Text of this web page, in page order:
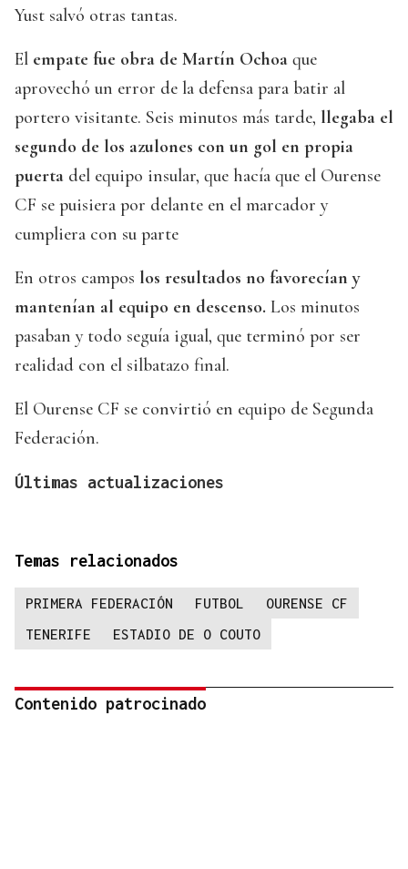
Yust salvó otras tantas.
El empate fue obra de Martín Ochoa que
aprovechó un error de la defensa para batir al
portero visitante. Seis minutos más tarde, llegaba el
segundo de los azulones con un gol en propia
puerta del equipo insular, que hacía que el Ourense
CF se puisiera por delante en el marcador y
cumpliera con su parte
En otros campos los resultados no favorecían y
mantenían al equipo en descenso. Los minutos
pasaban y todo seguía igual, que terminó por ser
realidad con el silbatazo final.
El Ourense CF se convirtió en equipo de Segunda
Federación.
Últimas actualizaciones
Temas relacionados
PRIMERA FEDERACIÓN FUTBOL
OURENSE CF
TENERIFE
ESTADIO DE O COUTO
Contenido patrocinado